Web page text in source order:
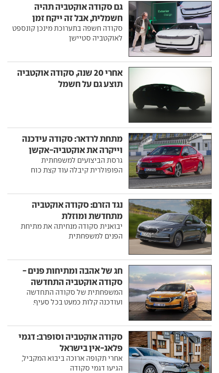
גם סקודה אוקטביה תהיה
חשמלית, אבל זה ייקח זמן
סקודה חשפה בתערוכת מינכן קונספט
לאוקטביה סטיישן
אחרי 20 שנה, סקודה אוקטביה
תוצע גם על חשמל
מתחת לרדאר: סקודה עידכנה
וייקרה את אוקטביה-אקשן
גרסת הביצועים למשפחתית
הפופולרית קיבלה עוד קצת כוח
נגד הזרם: סקודה אוקטביה
מתחדשת ומוזלת
יבואנית סקודה מנחיתה את מתיחת
הפנים למשפחתית
חג של אהבה ומתיחות פנים -
סקודה אוקטביה התחדשה
המשפחתית של סקודה התחדשה
ועודכנה קלות כמעט בכל סעיף.
סקודה אוקטביה וסופרב: דגמי
פלאג-אין בישראל
אחרי תקופה ארוכה ביבוא המקביל,
הגיעו דגמי סקודה